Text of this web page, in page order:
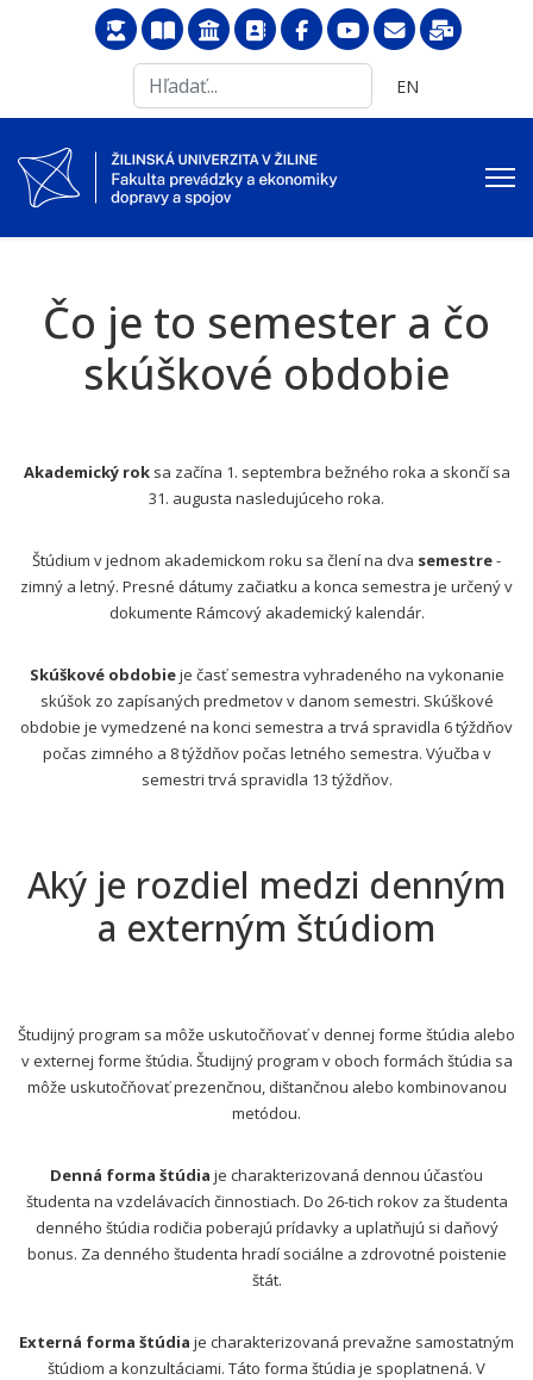
...
Vyberte váš jazyk
EN
Čo je to semester a čo
skúškové obdobie
Akademický roksa začína 1. septembra bežného roka a skončí sa
31. augusta nasledujúceho roka.
Štúdium v jednom akademickom roku sa člení na dva semestre-
zimný a letný. Presné dátumy začiatku a konca semestra je určený v
dokumente Rámcový akademický kalendár.
Skúškové obdobieje časť semestra vyhradeného na vykonanie
skúšok zo zapísaných predmetov v danom semestri. Skúškové
obdobie je vymedzené na konci semestra a trvá spravidla 6 týždňov
počas zimného a 8 týždňov počas letného semestra. Výučba v
semestri trvá spravidla 13 týždňov.
Aký je rozdiel medzi denným
a externým štúdiom
Študijný program sa môže uskutočňovať v dennej forme štúdia alebo
v externej forme štúdia. Študijný program v oboch formách štúdia sa
môže uskutočňovať prezenčnou, dištančnou alebo kombinovanou
metódou.
Denná forma štúdia je charakterizovaná dennou účasťou
študenta na vzdelávacích činnostiach. Do 26-tich rokov za študenta
denného štúdia rodičia poberajú prídavky a uplatňujú si daňový
bonus. Za denného študenta hradí sociálne a zdrovotné poistenie
štát.
Externá forma štúdia je charakterizovaná prevažne samostatným
štúdiom a konzultáciami. Táto forma štúdia je spoplatnená. V